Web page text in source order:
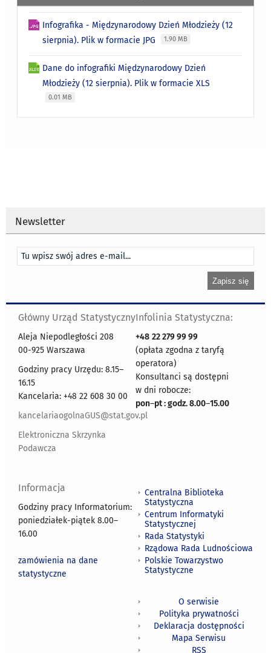
Infografika - Międzynarodowy Dzień Młodzieży (12
sierpnia). Plik w formacie JPG
1.90 MB
Dane do infografiki Międzynarodowy Dzień
Młodzieży (12 sierpnia). Plik w formacie XLS
0.01 MB
Newsletter
Główny Urząd Statystyczny
Aleja Niepodległości 208
00-925 Warszawa
Godziny pracy Urzędu: 8.15–
16.15
Kancelaria: +48 22 608 30 00
kancelariaogolnaGUS@stat.gov.pl
Elektroniczna Skrzynka
Podawcza
Infolinia Statystyczna:
+48 22 279 99 99
(opłata zgodna z taryfą
operatora)
Konsultanci są dostępni
w dni robocze:
pon–pt : godz. 8.00–15.00
Informacja
Godziny pracy Informatorium:
poniedziałek-piątek 8.00–
16.00
zamówienia na dane
statystyczne
Centralna Biblioteka
Statystyczna
Centrum Informatyki
Statystycznej
Rada Statystyki
Rządowa Rada Ludnościowa
Polskie Towarzystwo
Statystyczne
O serwisie
Polityka prywatności
Deklaracja dostępności
Mapa Serwisu
RSS